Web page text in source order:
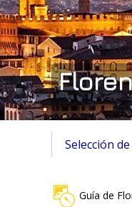
Selección
Guía de